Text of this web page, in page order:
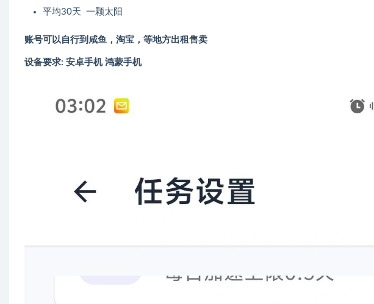
平均30天 一颗太阳
账号可以自行到咸鱼，淘宝，等地方出租售卖
设备要求: 安卓手机 鸿蒙手机